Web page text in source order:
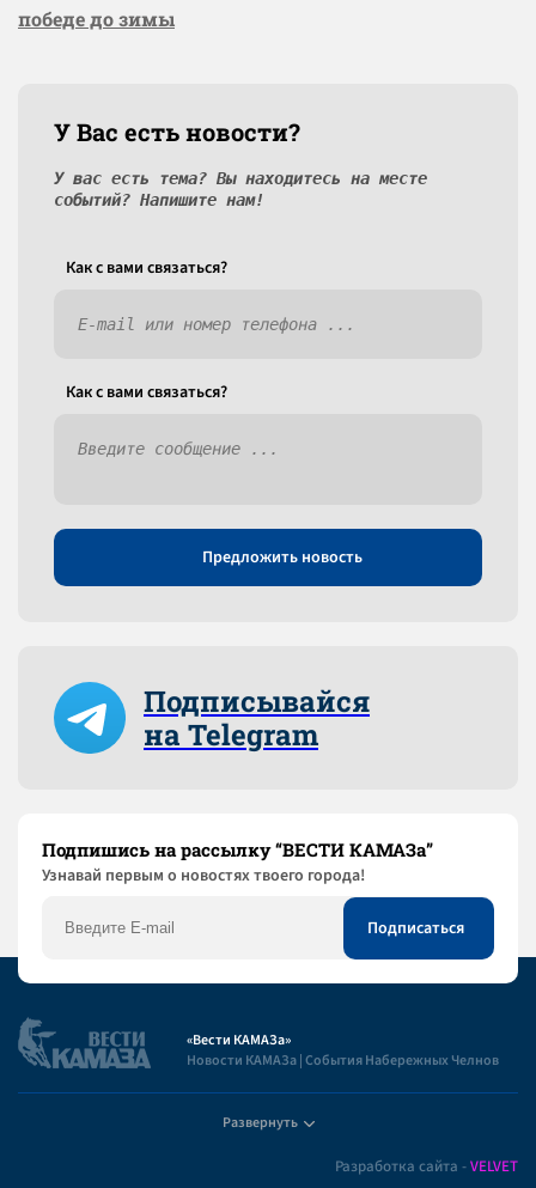
победе до зимы
У Вас есть новости?
У вас есть тема? Вы находитесь на месте
событий? Напишите нам!
Как c вами связаться?
Как c вами связаться?
Предложить новость
Подписывайся
на Telegram
Подпишись на рассылку “ВЕСТИ КАМАЗа”
Узнaвай первым о новостях твоего города!
«Вести КАМАЗа»
Новости КАМАЗа | События Набережных Челнов
Развернуть
Разработка сайта -VELVET